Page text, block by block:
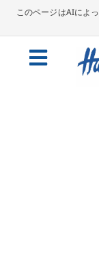
このページはAIによ